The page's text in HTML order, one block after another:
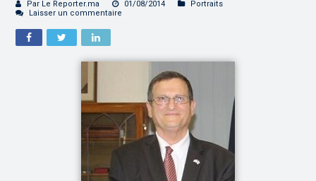
Par Le Reporter.ma 01/08/2014
Portraits
Laisser un commentaire